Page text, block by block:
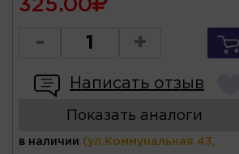
325.00
- +
Написать отзыв
Показать аналоги
в наличии (ул.Коммунальная 43,